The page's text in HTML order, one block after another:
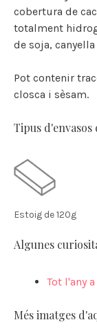
cobertura de
totalment
de soja,
Pot contenir
closca i sèsam.
Tipus
Estoig de 120g
Algunes
Tot l'any
Més imatges